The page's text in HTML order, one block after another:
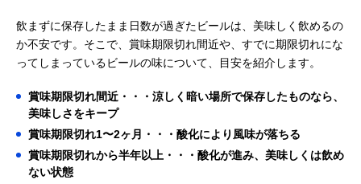
飲まずに保存したまま日数が過ぎたビールは、美味しく飲めるの
か不安です。そこで、賞味期限切れ間近や、すでに期限切れにな
ってしまっているビールの味について、目安を紹介します。
賞味期限切れ間近・・・涼しく暗い場所で保存したものなら、
美味しさをキープ
賞味期限切れ1〜2ヶ月・・・酸化により風味が落ちる
賞味期限切れから半年以上・・・酸化が進み、美味しくは飲め
ない状態